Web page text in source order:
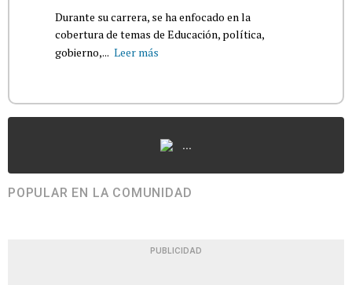
Durante su carrera, se ha enfocado en la
cobertura de temas de Educación, política,
gobierno,... Leer más
...
POPULAR EN LA COMUNIDAD
PUBLICIDAD